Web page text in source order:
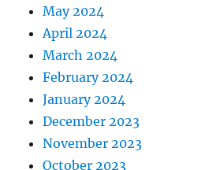
May 2024
April 2024
March 2024
February 2024
January 2024
December 2023
November 2023
October 2023